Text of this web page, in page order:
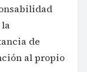
de
al propio